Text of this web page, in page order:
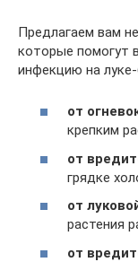
Предлагаем вам
которые помогут
инфекцию на луке-
от
крепким
от
грядке
от
растения
от